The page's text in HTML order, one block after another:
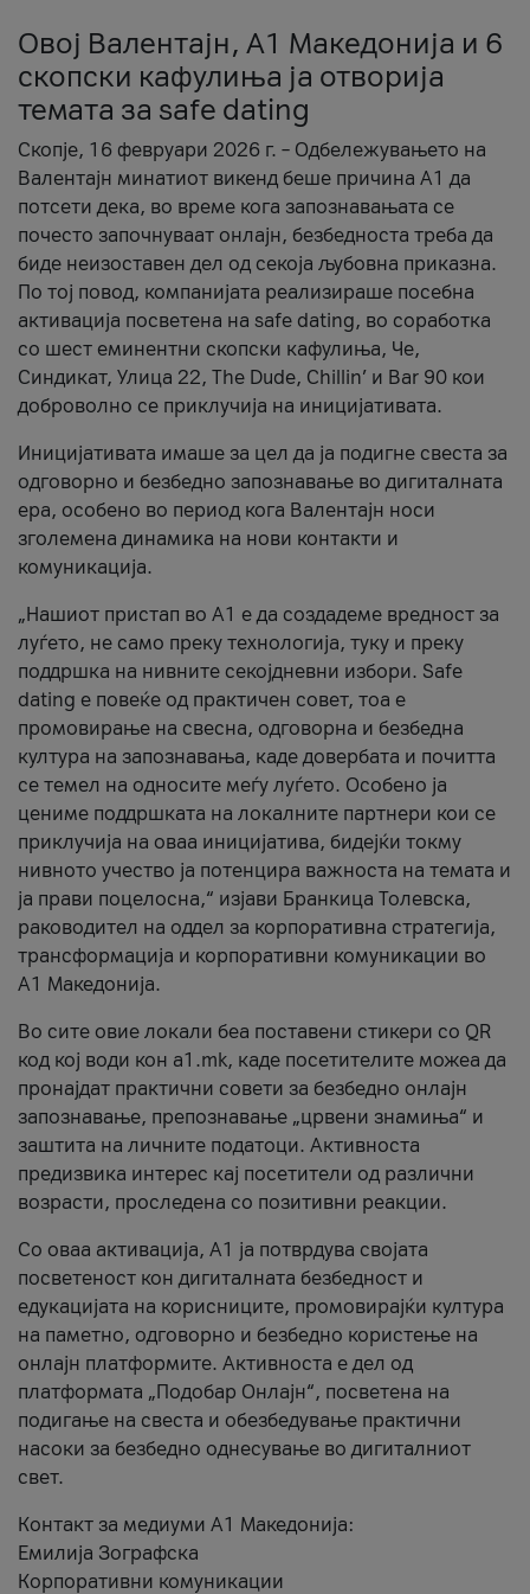
Овој Валентајн, A1 Македонија и 6
скопски кафулиња ја отворија
темата за safe dating
Скопје, 16 февруари 2026 г. – Одбележувањето на
Валентајн минатиот викенд беше причина А1 да
потсети дека, во време кога запознавањата се
почесто започнуваат онлајн, безбедноста треба да
биде неизоставен дел од секоја љубовна приказна.
По тој повод, компанијата реализираше посебна
активација посветена на safe dating, во соработка
со шест еминентни скопски кафулиња, Че,
Синдикат, Улица 22, The Dude, Chillin’ и Bar 90 кои
доброволно се приклучија на иницијативата.
Иницијативата имаше за цел да ја подигне свеста за
одговорно и безбедно запознавање во дигиталната
ера, особено во период кога Валентајн носи
зголемена динамика на нови контакти и
комуникација.
„Нашиот пристап во А1 е да создадеме вредност за
луѓето, не само преку технологија, туку и преку
поддршка на нивните секојдневни избори. Safe
dating е повеќе од практичен совет, тоа е
промовирање на свесна, одговорна и безбедна
култура на запознавања, каде довербата и почитта
се темел на односите меѓу луѓето. Особено ја
цениме поддршката на локалните партнери кои се
приклучија на оваа иницијатива, бидејќи токму
нивното учество ја потенцира важноста на темата и
ја прави поцелосна,“ изјави Бранкица Толевска,
раководител на оддел за корпоративна стратегија,
трансформација и корпоративни комуникации во
А1 Македонија.
Во сите овие локали беа поставени стикери со QR
код кој води кон a1.mk, каде посетителите можеа да
пронајдат практични совети за безбедно онлајн
запознавање, препознавање „црвени знамиња“ и
заштита на личните податоци. Активноста
предизвика интерес кај посетители од различни
возрасти, проследена со позитивни реакции.
Со оваа активација, А1 ја потврдува својата
посветеност кон дигиталната безбедност и
едукацијата на корисниците, промовирајќи култура
на паметно, одговорно и безбедно користење на
онлајн платформите. Активноста е дел од
платформата „Подобар Онлајн“, посветена на
подигање на свеста и обезбедување практични
насоки за безбедно однесување во дигиталниот
свет.
Контакт за медиуми А1 Македонија:
Емилија Зографска
Корпоративни комуникации